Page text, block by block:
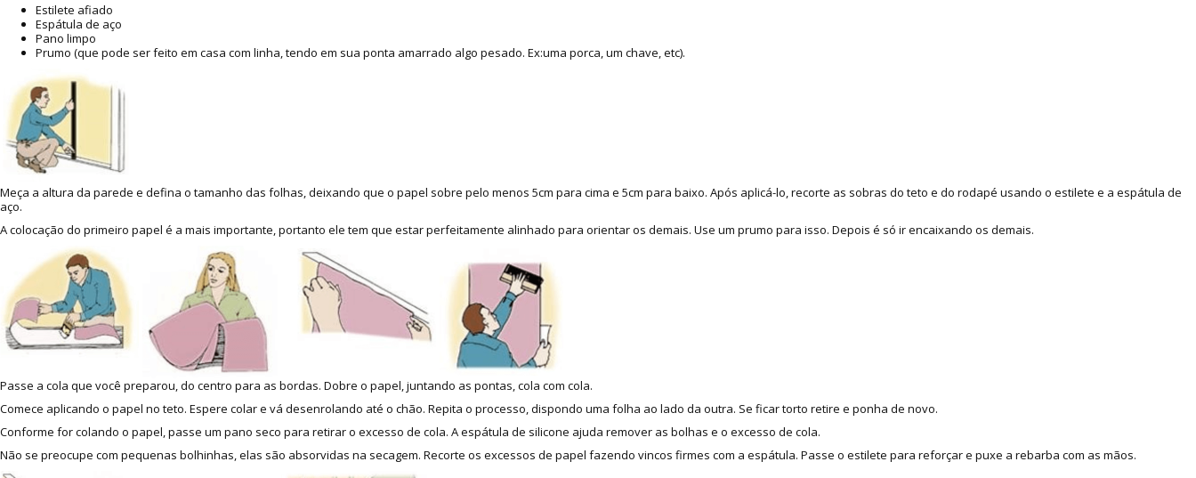
Estilete afiado
Espátula de aço
Pano limpo
Prumo (que pode ser feito em casa com linha, tendo em sua ponta amarrado algo pesado. Ex:uma porca, um chave, etc).
Meça a altura da parede e defina o tamanho das folhas, deixando que o papel sobre pelo menos 5cm para cima e 5cm para baixo. Após aplicá-lo, recorte as sobras do teto e do rodapé usando o estilete e a espátula de
aço.
A colocação do primeiro papel é a mais importante, portanto ele tem que estar perfeitamente alinhado para orientar os demais. Use um prumo para isso. Depois é só ir encaixando os demais.
Passe a cola que você preparou, do centro para as bordas. Dobre o papel, juntando as pontas, cola com cola.
Comece aplicando o papel no teto. Espere colar e vá desenrolando até o chão. Repita o processo, dispondo uma folha ao lado da outra. Se ficar torto retire e ponha de novo.
Conforme for colando o papel, passe um pano seco para retirar o excesso de cola. A espátula de silicone ajuda remover as bolhas e o excesso de cola.
Não se preocupe com pequenas bolhinhas, elas são absorvidas na secagem. Recorte os excessos de papel fazendo vincos firmes com a espátula. Passe o estilete para reforçar e puxe a rebarba com as mãos.